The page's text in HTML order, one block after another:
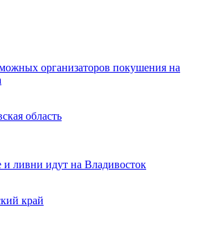
организаторов покушения на
область
и ливни идут на Владивосток
край